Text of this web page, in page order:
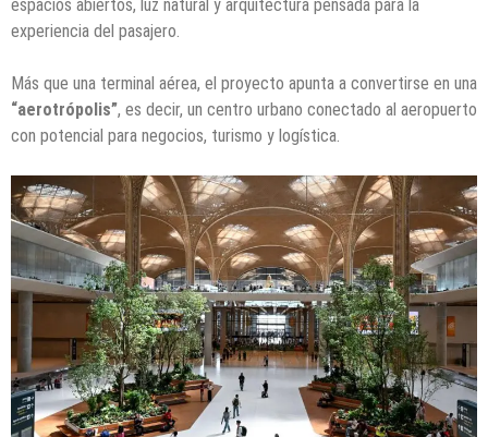
espacios abiertos, luz natural y arquitectura pensada para la
experiencia del pasajero.
Más que una terminal aérea, el proyecto apunta a convertirse en una
“aerotrópolis”, es decir, un centro urbano conectado al aeropuerto
con potencial para negocios, turismo y logística.